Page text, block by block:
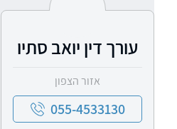
עורך דין יואב סתיו
אזור הצפון
055-4533130